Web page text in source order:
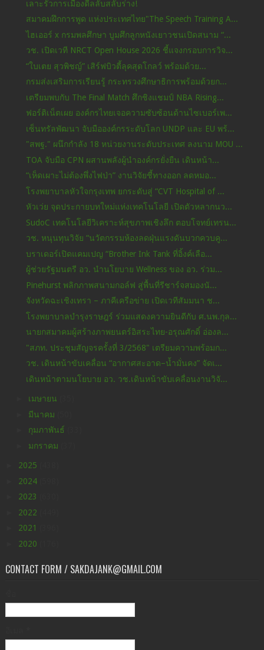
เลาะรั้วการเมืองดีลลับสลับร่าง!
สมาคมฝึกการพูด แห่งประเทศไทย"The Speech Training A...
ไฮเออร์ x กรมพลศึกษา บูมศึกลูกหนังเยาวชนเปิดสนาม “...
วช. เปิดเวที NRCT Open House 2026 ชี้แจงกรอบการวิจ...
“ใบเตย สุวพิชญ์” เสิร์ฟบิวตี้ลุคสุดโกลว์ พร้อมด้วย...
กรมส่งเสริมการเรียนรู้ กระทรวงศึกษาธิการพร้อมด้วยก...
เตรียมพบกับ The Final Match ศึกชิงแชมป์ NBA Rising...
ฟอร์ติเน็ตเผย องค์กรไทยเจอความซับซ้อนด้านไซเบอร์เพ...
เซ็นทรัลพัฒนา จับมือองค์กรระดับโลก UNDP และ EU พร้...
"สพฐ." ผนึกกำลัง 18 หน่วยงานระดับประเทศ ลงนาม MOU ...
TOA จับมือ CPN ผสานพลังผู้นำองค์กรยั่งยืน เดินหน้า...
“เห็ดเผาะไม่ต้องพึ่งไฟป่า” งานวิจัยชี้ทางออก ลดหมอ...
โรงพยาบาลหัวใจกรุงเทพ ยกระดับสู่ “CVT Hospital of ...
หัวเว่ย จุดประกายบทใหม่แห่งเทคโนโลยี เปิดตัวหลากนว...
SudoC เทคโนโลยีวิเคราะห์สุขภาพเชิงลึก ตอบโจทย์เทรน...
วช. หนุนทุนวิจัย “นวัตกรรมห้องลดฝุ่นแรงดันบวกควบคู...
บราเดอร์เปิดแคมเปญ “Brother Ink Tank ที่อิ้งค์เลือ...
ผู้ช่วยรัฐมนตรี อว. นำนโยบาย Wellness ของ อว. ร่วม...
Pinehurst พลิกภาพสนามกอล์ฟ สู่พื้นที่รีชาร์จสมองนั...
จังหวัดฉะเชิงเทรา – ภาคีเครือข่าย เปิดเวทีสัมมนา ช...
โรงพยาบาลบำรุงราษฎร์ ร่วมแสดงความยินดีกับ ศ.นพ.กุล...
นายกสมาคมผู้สร้างภาพยนตร์อิสระไทย-อรุณศักดิ์ อ่องล...
"สภท. ประชุมสัญจรครั้งที่ 3/2568" เตรียมความพร้อมก...
วช. เดินหน้าขับเคลื่อน “อากาศสะอาด–น้ำมั่นคง” จัดเ...
เดินหน้าตามนโยบาย อว. วช.เดินหน้าขับเคลื่อนงานวิจั...
เมษายน
มีนาคม
กุมภาพันธ์
มกราคม
2025
2024
2023
2022
2021
2020
CONTACT FORM / SAKDAJANK@GMAIL.COM